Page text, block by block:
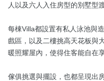
人以及六人入住房型的別墅型
每棟Villa都設置有私人泳池與
戲區，以及二樓挑高天花板與
暖照耀屋內，使得住客能自在
傢俱挑選與擺設，也都呈現出